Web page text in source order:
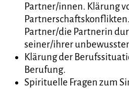
Partner/innen. Klärung
Partner/die Partnerin
seiner/ihrer
Klärung der
Berufung.
Spirituelle Fragen zum